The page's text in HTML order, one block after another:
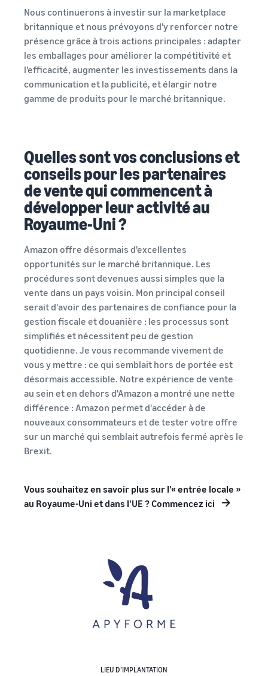
Nous continuerons à investir sur la marketplace
britannique et nous prévoyons d'y renforcer notre
présence grâce à trois actions principales : adapter
les emballages pour améliorer la compétitivité et
l'efficacité, augmenter les investissements dans la
communication et la publicité, et élargir notre
gamme de produits pour le marché britannique.
Quelles sont vos conclusions et
conseils pour les partenaires
de vente qui commencent à
développer leur activité au
Royaume-Uni ?
Amazon offre désormais d'excellentes
opportunités sur le marché britannique. Les
procédures sont devenues aussi simples que la
vente dans un pays voisin. Mon principal conseil
serait d'avoir des partenaires de confiance pour la
gestion fiscale et douanière : les processus sont
simplifiés et nécessitent peu de gestion
quotidienne. Je vous recommande vivement de
vous y mettre : ce qui semblait hors de portée est
désormais accessible. Notre expérience de vente
au sein et en dehors d'Amazon a montré une nette
différence : Amazon permet d'accéder à de
nouveaux consommateurs et de tester votre offre
sur un marché qui semblait autrefois fermé après le
Brexit.
Vous souhaitez en savoir plus sur l'« entrée locale »
au Royaume-Uni et dans l'UE ? Commencez ici
LIEU D’IMPLANTATION